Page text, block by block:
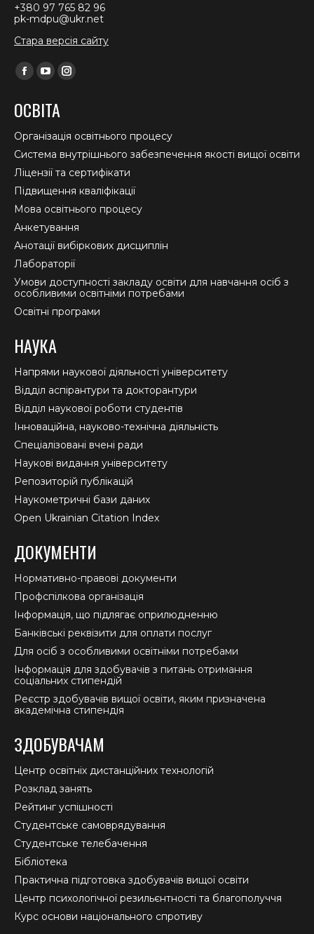
+380 97 765 82 96
pk-mdpu@ukr.net
Стара версія сайту
Find us on:
Facebook
opens
in
new
window
YouTube
opens
in
new
window
Instagram
in
new
window
ОСВІТА
Організація освітнього процесу
Система внутрішнього забезпечення якості вищої освіти
Ліцензії та сертифікати
Підвищення кваліфікації
Мова освітнього процесу
Анкетування
Анотації вибіркових дисциплін
Лабораторії
Умови доступності закладу освіти для навчання осіб з
особливими освітніми потребами
Освітні програми
НАУКА
Напрями наукової діяльності університету
Відділ аспірантури та докторантури
Відділ наукової роботи студентів
Інноваційна, науково-технічна діяльність
Спеціалізовані вчені ради
Наукові видання університету
Репозиторій публікацій
Наукометричні бази даних
Open Ukrainian Citation Index
ДОКУМЕНТИ
Нормативно-правові документи
Профспілкова організація
Інформація, що підлягає оприлюдненню
Банківські реквізити для оплати послуг
Для осіб з особливими освітніми потребами
Інформація для здобувачів з питань отримання
соціальних стипендій
Реєстр здобувачів вищої освіти, яким призначена
академічна стипендія
ЗДОБУВАЧАМ
Центр освітніх дистанційних технологій
Розклад занять
Рейтинг успішності
Студентське самоврядування
Студентське телебачення
Бібліотека
Практична підготовка здобувачів вищої освіти
Центр психологічної резильєнтності та благополуччя
Курс основи національного спротиву